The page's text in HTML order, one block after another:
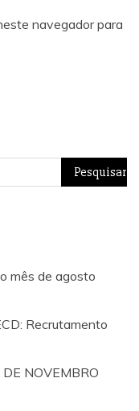
navegador para
mês de agosto
Recrutamento
NOVEMBRO